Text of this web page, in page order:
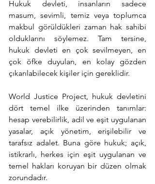
Hukuk devleti, insanların sadece
masum, sevimli, temiz veya toplumca
makbul görüldükleri zaman hak sahibi
olduklarını söylemez. Tam tersine,
hukuk devleti en çok sevilmeyen, en
çok öfke duyulan, en kolay gözden
çıkarılabilecek kişiler için gereklidir.
World Justice Project, hukuk devletini
dört temel ilke üzerinden tanımlar:
hesap verebilirlik, adil ve eşit uygulanan
yasalar, açık yönetim, erişilebilir ve
tarafsız adalet. Buna göre hukuk; açık,
istikrarlı, herkes için eşit uygulanan ve
temel hakları koruyan bir düzen olmak
zorundadır.